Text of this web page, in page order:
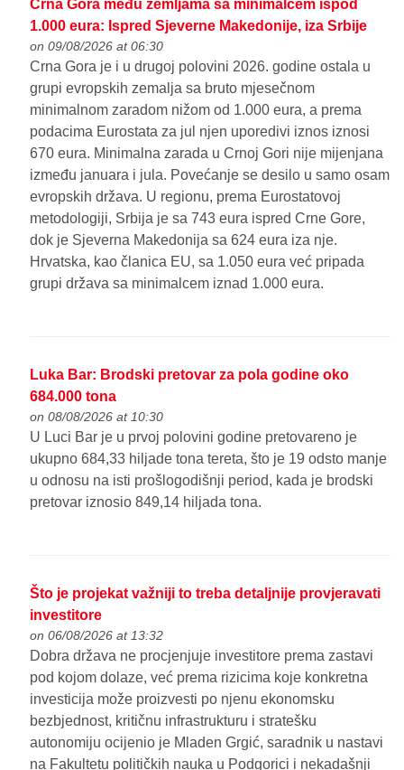
Crna Gora među zemljama sa minimalcem ispod
1.000 eura: Ispred Sjeverne Makedonije, iza Srbije
on 09/08/2026 at 06:30
Crna Gora je i u drugoj polovini 2026. godine ostala u
grupi evropskih zemalja sa bruto mjesečnom
minimalnom zaradom nižom od 1.000 eura, a prema
podacima Eurostata za jul njen uporedivi iznos iznosi
670 eura. Minimalna zarada u Crnoj Gori nije mijenjana
između januara i jula. Povećanje se desilo u samo osam
evropskih država. U regionu, prema Eurostatovoj
metodologiji, Srbija je sa 743 eura ispred Crne Gore,
dok je Sjeverna Makedonija sa 624 eura iza nje.
Hrvatska, kao članica EU, sa 1.050 eura već pripada
grupi država sa minimalcem iznad 1.000 eura.
Luka Bar: Brodski pretovar za pola godine oko
684.000 tona
on 08/08/2026 at 10:30
U Luci Bar je u prvoj polovini godine pretovareno je
ukupno 684,33 hiljade tona tereta, što je 19 odsto manje
u odnosu na isti prošlogodišnji period, kada je brodski
pretovar iznosio 849,14 hiljada tona.
Što je projekat važniji to treba detaljnije provjeravati
investitore
on 06/08/2026 at 13:32
Dobra država ne procjenjuje investitore prema zastavi
pod kojom dolaze, već prema rizicima koje konkretna
investicija može proizvesti po njenu ekonomsku
bezbjednost, kritičnu infrastrukturu i stratešku
autonomiju ocijenio je Mladen Grgić, saradnik u nastavi
na Fakultetu političkih nauka u Podgorici i nekadašnji